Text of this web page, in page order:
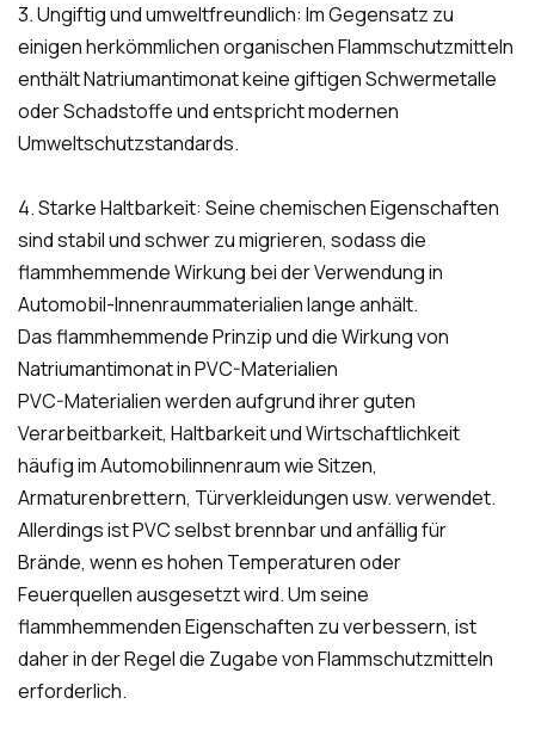
3. Ungiftig und umweltfreundlich: Im Gegensatz zu
einigen herkömmlichen organischen Flammschutzmitteln
enthält Natriumantimonat keine giftigen Schwermetalle
oder Schadstoffe und entspricht modernen
Umweltschutzstandards.
4. Starke Haltbarkeit: Seine chemischen Eigenschaften
sind stabil und schwer zu migrieren, sodass die
flammhemmende Wirkung bei der Verwendung in
Automobil-Innenraummaterialien lange anhält.
Das flammhemmende Prinzip und die Wirkung von
Natriumantimonat in PVC-Materialien
PVC-Materialien werden aufgrund ihrer guten
Verarbeitbarkeit, Haltbarkeit und Wirtschaftlichkeit
häufig im Automobilinnenraum wie Sitzen,
Armaturenbrettern, Türverkleidungen usw. verwendet.
Allerdings ist PVC selbst brennbar und anfällig für
Brände, wenn es hohen Temperaturen oder
Feuerquellen ausgesetzt wird. Um seine
flammhemmenden Eigenschaften zu verbessern, ist
daher in der Regel die Zugabe von Flammschutzmitteln
erforderlich.